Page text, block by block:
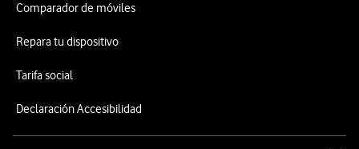
Comparador de móviles
Repara tu dispositivo
Tarifa social
Declaración Accesibilidad